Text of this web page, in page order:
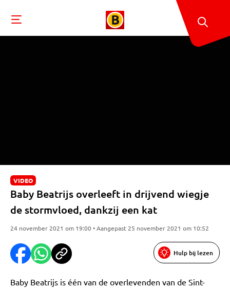
VIDEO
Baby Beatrijs overleeft in drijvend wiegje
de stormvloed, dankzij een kat
24 november 2021 om 19:00 • Aangepast 25 november 2021 om 10:52
Hulp bij lezen
Baby Beatrijs is één van de overlevenden van de Sint-